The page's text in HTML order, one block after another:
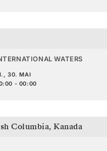
WATERS
30. MAI
- 00:00
Columbia, Kanada